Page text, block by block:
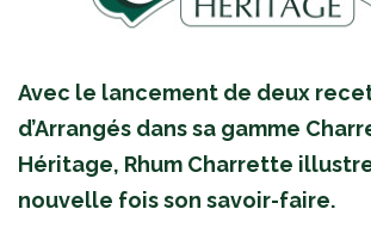
Avec le lancement de deux
d’Arrangés dans sa gamme
Héritage, Rhum Charrette
nouvelle fois son savoir-faire.